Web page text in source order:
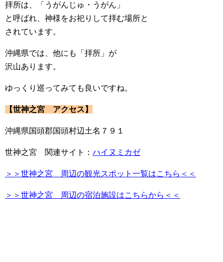
拝所は、「うがんじゅ・うがん」
と呼ばれ、神様をお祀りして拝む場所と
されています。
沖縄県では、他にも「拝所」が
沢山あります。
ゆっくり巡ってみても良いですね。
【世神之宮 アクセス】
沖縄県国頭郡国頭村辺土名７９１
世神之宮 関連サイト： ハイヌミカゼ
＞＞世神之宮 周辺の観光スポット一覧はこちら＜＜
＞＞世神之宮 周辺の宿泊施設はこちらから＜＜